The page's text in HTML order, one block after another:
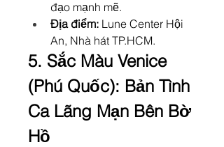
đạo mạnh mẽ.
Địa điểm: Lune Center Hội
An, Nhà hát TP.HCM.
5. Sắc Màu Venice
(Phú Quốc): Bản Tình
Ca Lãng Mạn Bên Bờ
Hồ